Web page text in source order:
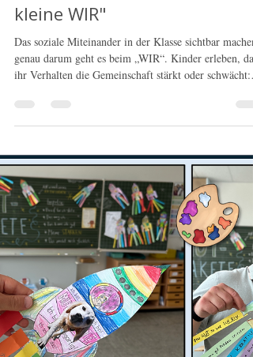
Doodleteacher
11. Sept. 2025
Soziales Miteinander fördern -
so wächst unser wir / "Das
Das soziale Miteinander in der Klasse sichtbar machen
ihr Verhalten die Gemeinschaft stärkt oder schwächt:
durch Teilen, Helfen und freundliche Worte wächst das
WIR, durch Streit oder Ausgrenzung schrumpft es.
Ausgehend von der Geschichte „Das kleine WIR“
sich diese Erfahrungen im Unterricht sammeln und mit
Postern und Kärtchen im Klassenzimmer dauerhaft
sichtbar machen.